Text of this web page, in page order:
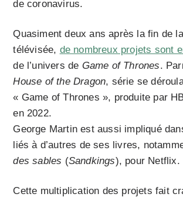
de coronavirus.
Quasiment deux ans après la fin de
télévisée, de nombreux projets sont
de l’univers de Game of Thrones.
House of the Dragon, série se
« Game of Thrones », produite par
en 2022.
George Martin est aussi impliqué
liés à d’autres de ses livres,
des sables (Sandkings), pour Netflix.
Cette multiplication des projets fait